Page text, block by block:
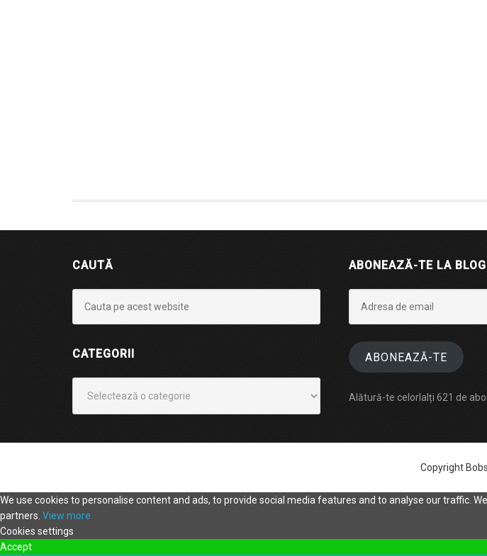
CAUTĂ
CATEGORII
ABONEAZĂ-TE LA
email
ABONEAZĂ-TE
Alătură-te celorlalți 621 de
Copyright
We use cookies to personalise content and ads, to provide social media features and to analyse our traffic.
partners. View more
Cookies settings
Accept